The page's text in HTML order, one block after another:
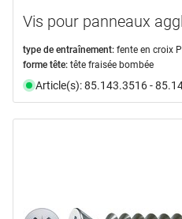
Vis pour panneaux
type de entraînement: fente en croix
forme tête: tête fraisée bombée
Article(s): 85.143.3516 -